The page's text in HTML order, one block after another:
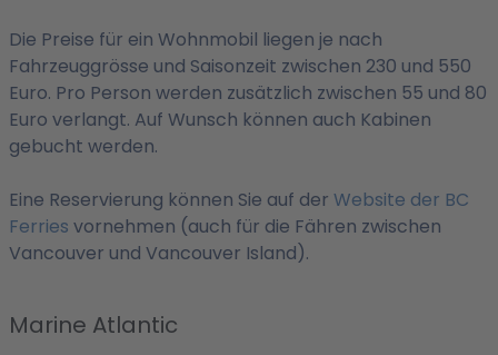
Die Preise für ein Wohnmobil liegen je nach
Fahrzeuggrösse und Saisonzeit zwischen 230 und 550
Euro. Pro Person werden zusätzlich zwischen 55 und 80
Euro verlangt. Auf Wunsch können auch Kabinen
gebucht werden.
Eine Reservierung können Sie auf der Website der BC
Ferries vornehmen (auch für die Fähren zwischen
Vancouver und Vancouver Island).
Marine Atlantic